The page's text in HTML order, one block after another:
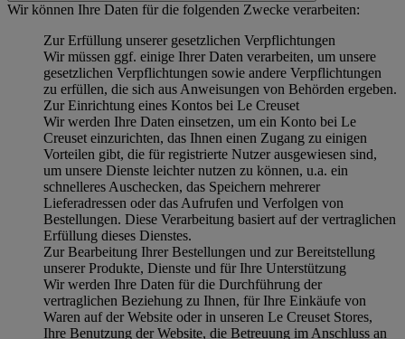
Wir können Ihre Daten für die folgenden Zwecke verarbeiten:
Zur Erfüllung unserer gesetzlichen Verpflichtungen
Wir müssen ggf. einige Ihrer Daten verarbeiten, um unsere
gesetzlichen Verpflichtungen sowie andere Verpflichtungen
zu erfüllen, die sich aus Anweisungen von Behörden ergeben.
Zur Einrichtung eines Kontos bei Le Creuset
Wir werden Ihre Daten einsetzen, um ein Konto bei Le
Creuset einzurichten, das Ihnen einen Zugang zu einigen
Vorteilen gibt, die für registrierte Nutzer ausgewiesen sind,
um unsere Dienste leichter nutzen zu können, u.a. ein
schnelleres Auschecken, das Speichern mehrerer
Lieferadressen oder das Aufrufen und Verfolgen von
Bestellungen. Diese Verarbeitung basiert auf der vertraglichen
Erfüllung dieses Dienstes.
Zur Bearbeitung Ihrer Bestellungen und zur Bereitstellung
unserer Produkte, Dienste und für Ihre Unterstützung
Wir werden Ihre Daten für die Durchführung der
vertraglichen Beziehung zu Ihnen, für Ihre Einkäufe von
Waren auf der Website oder in unseren Le Creuset Stores,
Ihre Benutzung der Website, die Betreuung im Anschluss an